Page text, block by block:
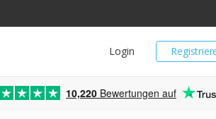
Login
10,220 Bewertungen auf